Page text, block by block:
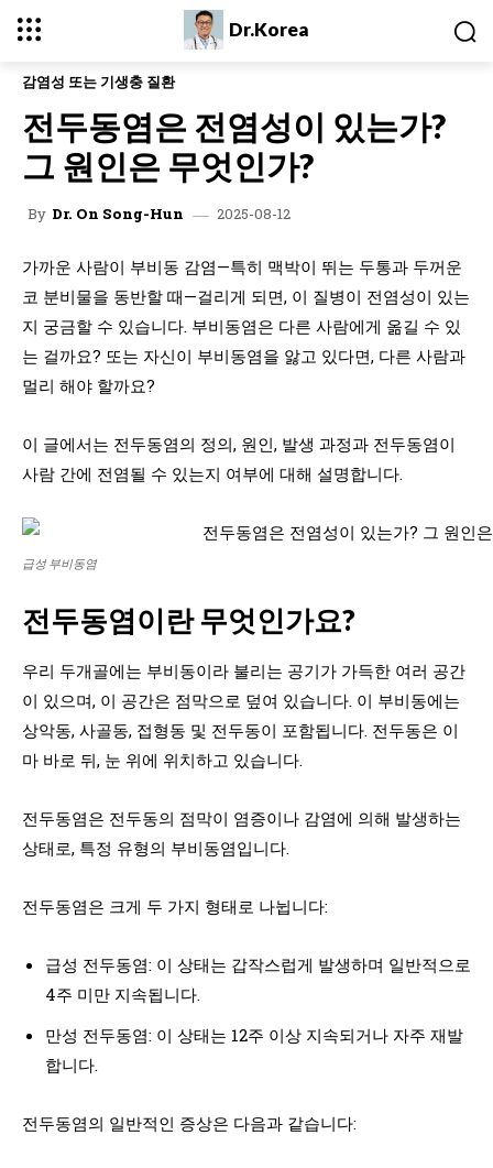
Dr.Korea
감염성 또는 기생충 질환
전두동염은 전염성이 있는가?
그 원인은 무엇인가?
By Dr. On Song-Hun 2025-08-12
가까운 사람이 부비동 감염—특히 맥박이 뛰는 두통과 두꺼운
코 분비물을 동반할 때—걸리게 되면, 이 질병이 전염성이 있는
지 궁금할 수 있습니다. 부비동염은 다른 사람에게 옮길 수 있
는 걸까요? 또는 자신이 부비동염을 앓고 있다면, 다른 사람과
멀리 해야 할까요?
이 글에서는 전두동염의 정의, 원인, 발생 과정과 전두동염이
사람 간에 전염될 수 있는지 여부에 대해 설명합니다.
급성 부비동염
전두동염이란 무엇인가요?
우리 두개골에는 부비동이라 불리는 공기가 가득한 여러 공간
이 있으며, 이 공간은 점막으로 덮여 있습니다. 이 부비동에는
상악동, 사골동, 접형동 및 전두동이 포함됩니다. 전두동은 이
마 바로 뒤, 눈 위에 위치하고 있습니다.
전두동염은 전두동의 점막이 염증이나 감염에 의해 발생하는
상태로, 특정 유형의 부비동염입니다.
전두동염은 크게 두 가지 형태로 나뉩니다:
급성 전두동염: 이 상태는 갑작스럽게 발생하며 일반적으로
4주 미만 지속됩니다.
만성 전두동염: 이 상태는 12주 이상 지속되거나 자주 재발
합니다.
전두동염의 일반적인 증상은 다음과 같습니다: